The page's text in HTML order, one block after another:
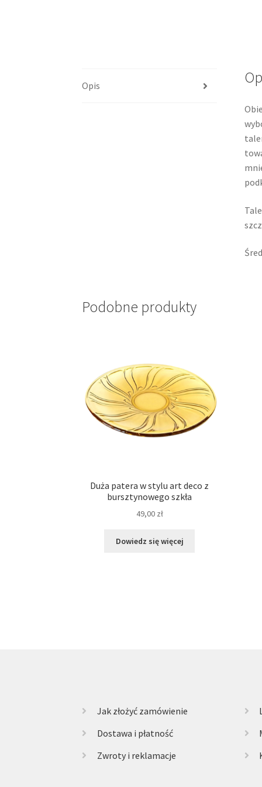
Opis
Podobne produkty
Duża patera w stylu art deco z
bursztynowego szkła
49,00 zł
Dowiedz się więcej
Jak złożyć zamówienie
Dostawa i płatność
Zwroty i reklamacje